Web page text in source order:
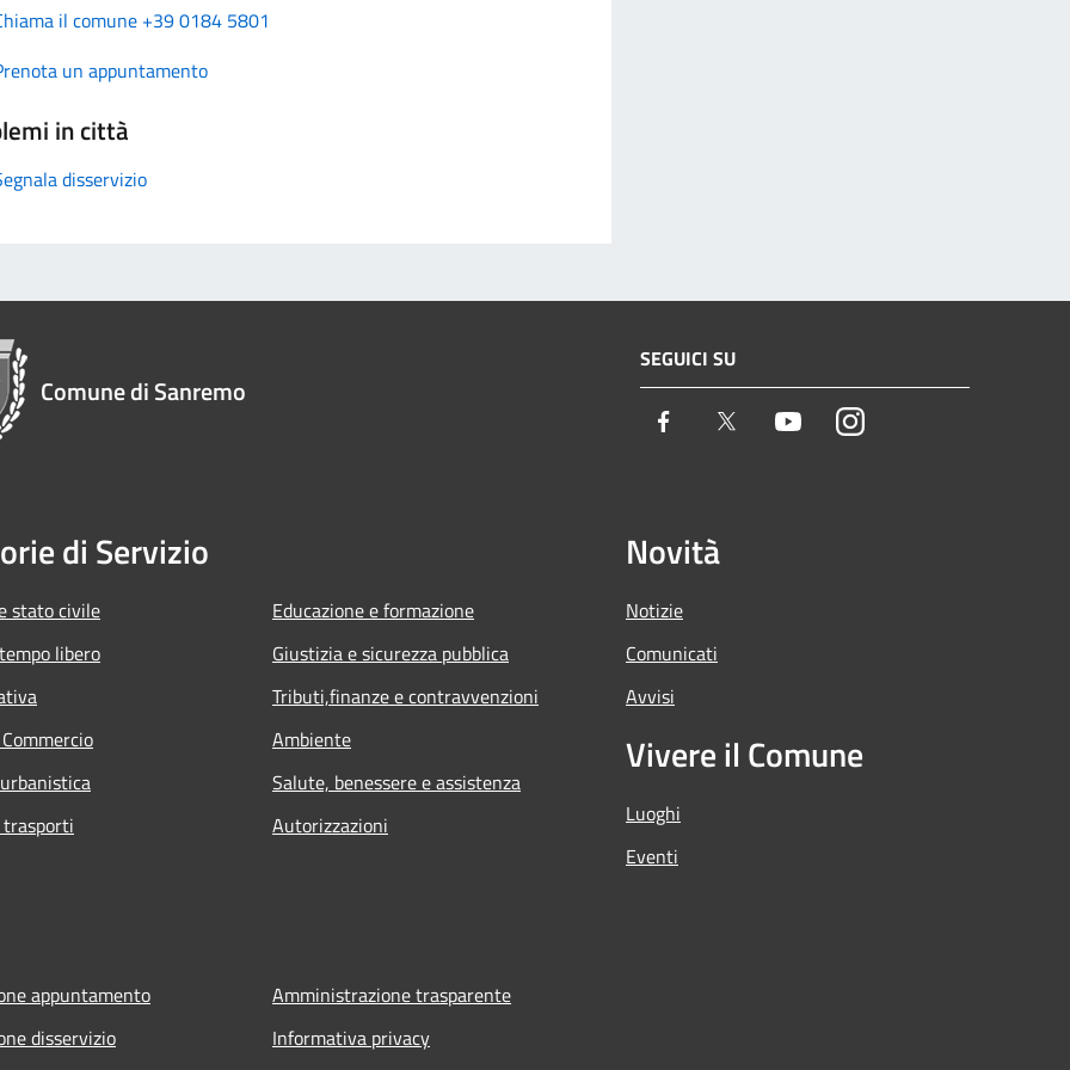
il comune +39 0184 5801
un appuntamento
in città
disservizio
Comune di Sanremo
SEGUICI SU
Facebook Twitter YoutubeInstagram
di Servizio
stato civile
libero
Educazione e formazione
Giustizia e sicurezza pubblica
Tributi,finanze e contravvenzioni
Ambiente
Salute, benessere e assistenza
Autorizzazioni
Novità
Notizie
Comunicati
Avvisi
Vivere il Comune
Luoghi
Eventi
appuntamento
disservizio
Amministrazione trasparente
Informativa privacy